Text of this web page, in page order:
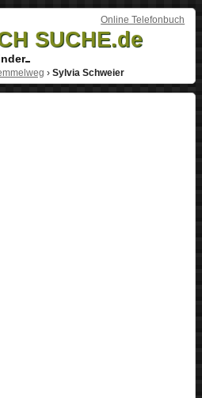
Online Telefonbuch
SUCHE.de
› Sylvia Schweier